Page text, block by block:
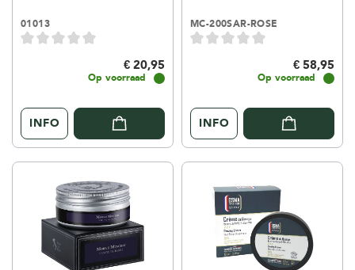
01013
€ 20,95
Op voorraad
INFO
MC-200SAR-ROSE
€ 58,95
Op voorraad
INFO